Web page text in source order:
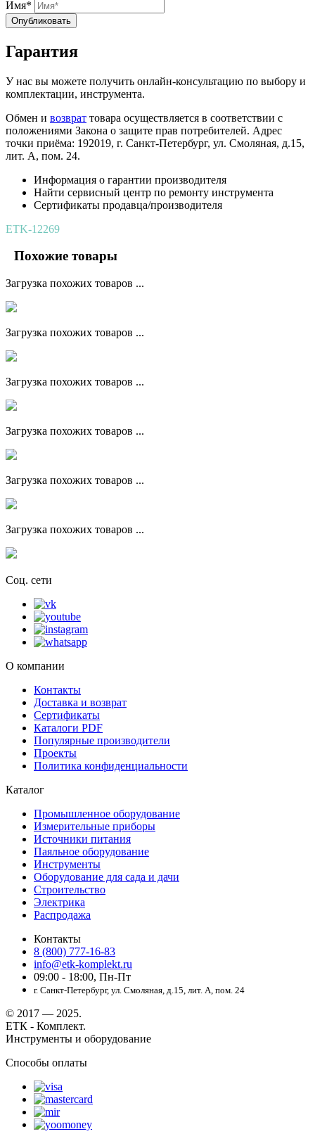
Имя*
Опубликовать
Гарантия
У нас вы можете получить онлайн-консультацию по выбору и
комплектации, инструмента.
Обмен и возврат товара осуществляется в соответствии с
положениями Закона о защите прав потребителей. Адрес
точки приёма: 192019, г. Санкт-Петербург, ул. Смоляная, д.15,
лит. А, пом. 24.
Информация о гарантии производителя
Найти сервисный центр по ремонту инструмента
Сертификаты продавца/производителя
ETK-12269
Похожие товары
Загрузка похожих товаров ...
Загрузка похожих товаров ...
Загрузка похожих товаров ...
Загрузка похожих товаров ...
Загрузка похожих товаров ...
Загрузка похожих товаров ...
Соц. сети
О компании
Контакты
Доставка и возврат
Сертификаты
Каталоги PDF
Популярные производители
Проекты
Политика конфиденциальности
Каталог
Промышленное оборудование
Измерительные приборы
Источники питания
Паяльное оборудование
Инструменты
Оборудование для сада и дачи
Строительство
Электрика
Распродажа
Контакты
8 (800) 777-16-83
info@etk-komplekt.ru
09:00 - 18:00, Пн-Пт
г. Санкт-Петербург, ул. Смоляная, д.15, лит. А, пом. 24
© 2017 — 2025.
ЕТК - Комплект.
Инструменты и оборудование
Способы оплаты